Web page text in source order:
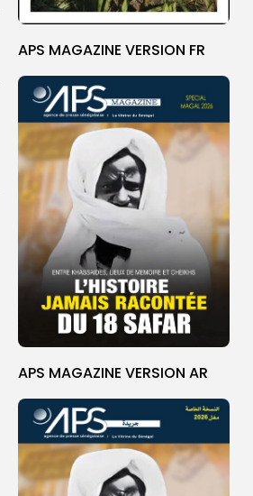
APS MAGAZINE VERSION FR
APS MAGAZINE VERSION AR